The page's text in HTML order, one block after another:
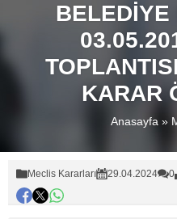
BELEDİYE
KARAR
Anasayfa »
Meclis Kararları 29.04.2024 0